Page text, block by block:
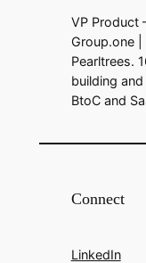
VP Product
Group.one |
Pearltrees.
building
BtoC and
Connect
LinkedIn